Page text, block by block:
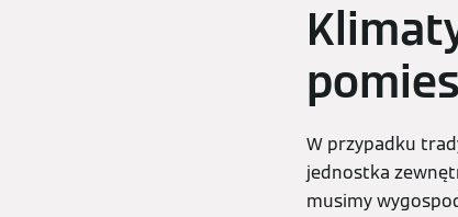
W przypadku
jednostka
musimy